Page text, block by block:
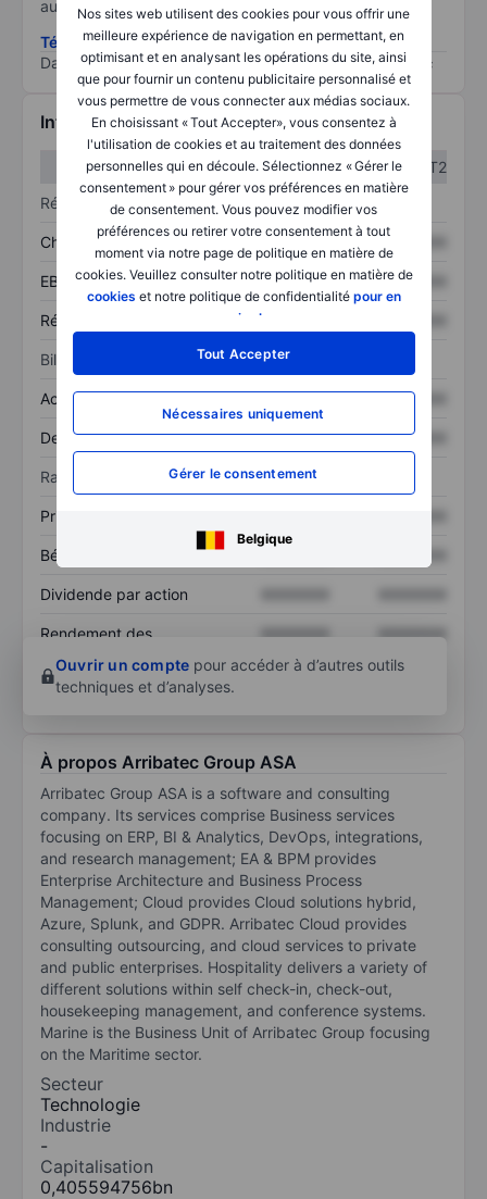
Nos sites web utilisent des cookies pour vous offrir une
meilleure expérience de navigation en permettant, en
optimisant et en analysant les opérations du site, ainsi
que pour fournir un contenu publicitaire personnalisé et
vous permettre de vous connecter aux médias sociaux.
En choisissant « Tout Accepter», vous consentez à
l'utilisation de cookies et au traitement des données
personnelles qui en découle. Sélectionnez « Gérer le
consentement » pour gérer vos préférences en matière
de consentement. Vous pouvez modifier vos
préférences ou retirer votre consentement à tout
moment via notre page de politique en matière de
cookies. Veuillez consulter notre politique en matière de
cookies et notre politique de confidentialité pour en
savoir plus
Tout Accepter
Nécessaires uniquement
Gérer le consentement
Belgique
au risque le plus élevé).
Télécharger la méthodologie ESG (en anglais)
Data provided by
/
Informations financières
T1
T2
Résultats
Chiffre d’affaires XXXXXXX XXXXXXX
EBITDA XXXXXXX XXXXXXX
Résultat net XXXXXXX
Bilan
Actif total XXXXXXX XXXXXXX
Dette totale XXXXXXX XXXXXXX
Ratios
Prix / ventes
Bénéfice par action
Dividende par action
Rendement des
XXXXXXX
XXXXXXX
Ouvrir un compte pour accéder à d’autres outils
techniques et d’analyses.
À propos Arribatec Group ASA
Arribatec Group ASA is a software and consulting
company. Its services comprise Business services
focusing on ERP, BI & Analytics, DevOps, integrations,
and research management; EA & BPM provides
Enterprise Architecture and Business Process
Management; Cloud provides Cloud solutions hybrid,
Azure, Splunk, and GDPR. Arribatec Cloud provides
consulting outsourcing, and cloud services to private
and public enterprises. Hospitality delivers a variety of
different solutions within self check-in, check-out,
housekeeping management, and conference systems.
Marine is the Business Unit of Arribatec Group focusing
on the Maritime sector.
Secteur
Technologie
Industrie
-
Capitalisation
0,405594756bn